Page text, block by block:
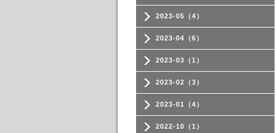
2023-05（4）
2023-04（6）
2023-03（1）
2023-02（3）
2023-01（4）
2022-10（1）